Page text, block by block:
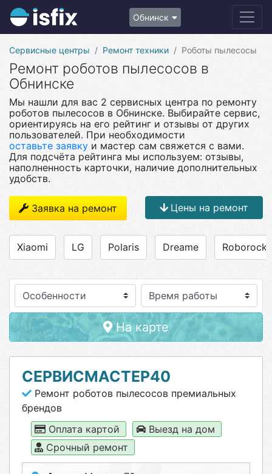
Обнинск
Сервисные центры Ремонт техники Роботы пылесосы
Ремонт роботов пылесосов в
Обнинске
Мы нашли для вас 2 сервисных центра по ремонту
роботов пылесосов в Обнинске. Выбирайте сервис,
ориентируясь на его рейтинг и отзывы от других
пользователей. При необходимости
оставьте заявку и мастер сам свяжется с вами.
Для подсчёта рейтинга мы используем: отзывы,
наполненность карточки, наличие дополнительных
удобств.
Заявка на ремонт Цены на ремонт
Xiaomi LG Polaris Dreame Roborock
Особенности
На карте
СЕРВИСМАСТЕР40
Ремонт роботов пылесосов премиальных
брендов
Оплата картой
Выезд на дом
Срочный ремонт